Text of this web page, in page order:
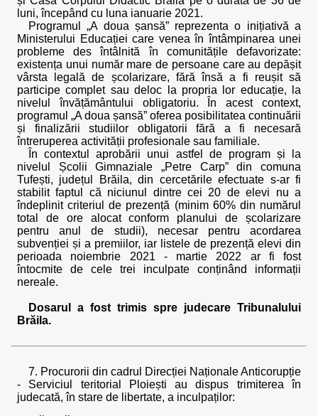
luni, începând cu luna ianuarie 2021.
Programul „A doua șansă” reprezenta o inițiativă a
Ministerului Educației care venea în întâmpinarea unei
probleme des întâlnită în comunitățile defavorizate:
existența unui număr mare de persoane care au depășit
vârsta legală de școlarizare, fără însă a fi reușit să
participe complet sau deloc la propria lor educație, la
nivelul învățământului obligatoriu. În acest context,
programul „A doua șansă” oferea posibilitatea continuării
și finalizării studiilor obligatorii fără a fi necesară
întreruperea activității profesionale sau familiale.
În contextul aprobării unui astfel de program și la
nivelul Școlii Gimnaziale „Petre Carp” din comuna
Tufești, județul Brăila, din cercetările efectuate s-ar fi
stabilit faptul că niciunul dintre cei 20 de elevi nu a
îndeplinit criteriul de prezență (minim 60% din numărul
total de ore alocat conform planului de școlarizare
pentru anul de studii), necesar pentru acordarea
subvenției și a premiilor, iar listele de prezență elevi din
perioada noiembrie 2021 - martie 2022 ar fi fost
întocmite de cele trei inculpate conținând informații
nereale.
Dosarul a fost trimis spre judecare Tribunalului
Brăila.
7. Procurorii din cadrul Direcției Naționale Anticorupție
- Serviciul teritorial Ploiești au dispus trimiterea în
judecată, în stare de libertate, a inculpaților: